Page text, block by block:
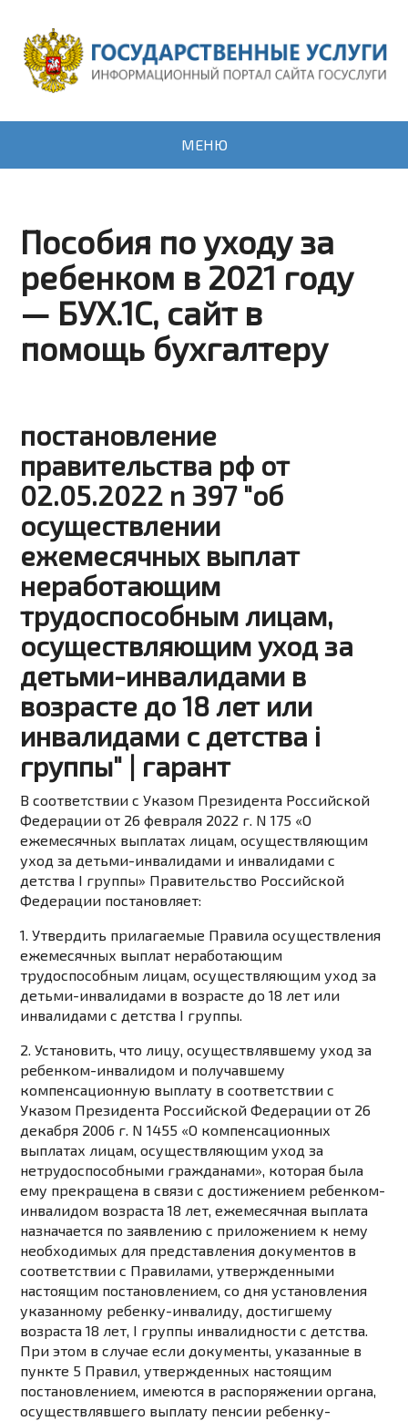
МЕНЮ
Пособия по уходу за
ребенком в 2021 году
— БУХ.1С, сайт в
помощь бухгалтеру
постановление
правительства рф от
02.05.2022 n 397 "об
осуществлении
ежемесячных выплат
неработающим
трудоспособным лицам,
осуществляющим уход за
детьми-инвалидами в
возрасте до 18 лет или
инвалидами с детства i
группы" | гарант
В соответствии сУказом Президента Российской
Федерации от 26 февраля 2022 г. N 175 «О
ежемесячных выплатах лицам, осуществляющим
уход за детьми-инвалидами и инвалидами с
детства I группы» Правительство Российской
Федерации постановляет:
1. Утвердить прилагаемые Правила осуществления
ежемесячных выплат неработающим
трудоспособным лицам, осуществляющим уход за
детьми-инвалидами в возрасте до 18 лет или
инвалидами с детства I группы.
2. Установить, что лицу, осуществлявшему уход за
ребенком-инвалидом и получавшему
компенсационную выплату в соответствии с
Указом Президента Российской Федерации от 26
декабря 2006 г. N 1455 «О компенсационных
выплатах лицам, осуществляющим уход за
нетрудоспособными гражданами», которая была
ему прекращена в связи с достижением ребенком-
инвалидом возраста 18 лет, ежемесячная выплата
назначается по заявлению с приложением к нему
необходимых для представления документов в
соответствии с Правилами, утвержденными
настоящим постановлением, со дня установления
указанному ребенку-инвалиду, достигшему
возраста 18 лет, I группы инвалидности с детства.
При этом в случае если документы, указанные в
пункте 5 Правил, утвержденных настоящим
постановлением, имеются в распоряжении органа,
осуществлявшего выплату пенсии ребенку-